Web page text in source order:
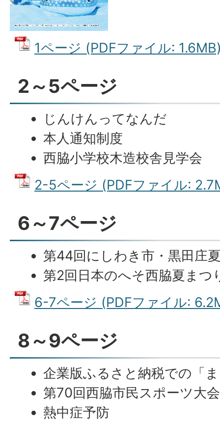
1ページ (PDFファイル:
2～5ページ
じんけんってなんだ
本人通知制度
西脇小学校木造校舎見学会
2-5ページ (PDFファイル:
6～7ページ
第44回にしわき市・黒田庄
第2回日本のへそ西脇夏まつ
6-7ページ (PDFファイル:
8～9ページ
企業版ふるさと納税での「
第70回西脇市民スポーツ大
熱中症予防